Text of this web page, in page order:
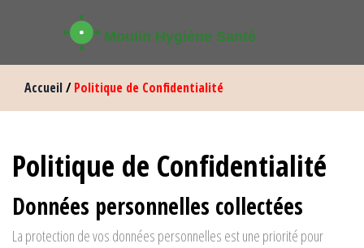
Accueil/Politique de Confidentialité
Politique de Confidentialité
Données personnelles collectées
La protection de vos données personnelles est une priorité pour